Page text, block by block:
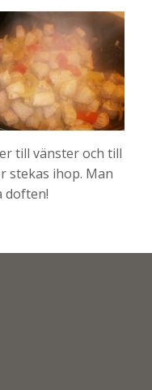
till vänster och till
stekas ihop. Man
doften!